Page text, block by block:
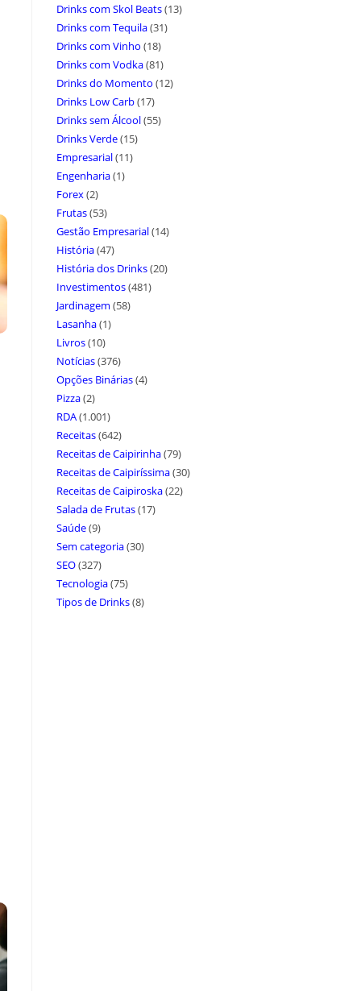
Drinks com Skol Beats(13)
Drinks com Tequila(31)
Drinks com Vinho (18)
Drinks com Vodka(81)
Drinks do Momento (12)
Drinks Low Carb(17)
Drinks sem Álcool(55)
Drinks Verde(15)
Empresarial(11)
Engenharia(1)
Forex(2)
Frutas(53)
Gestão Empresarial(14)
História(47)
História dos Drinks(20)
Investimentos(481)
Jardinagem (58)
Lasanha(1)
Livros(10)
Notícias(376)
Opções Binárias(4)
Pizza(2)
RDA(1.001)
Receitas(642)
Receitas de Caipirinha(79)
Receitas de Caipiríssima(30)
Receitas de Caipiroska(22)
Salada de Frutas(17)
Saúde(9)
Sem categoria(30)
SEO(327)
Tecnologia(75)
Tipos de Drinks(8)